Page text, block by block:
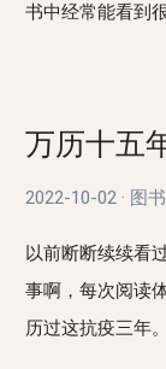
书中经常能看到
万历十五
2022-10-02 · 图
以前断断续续看
事啊，每次阅读
历过这抗疫三年